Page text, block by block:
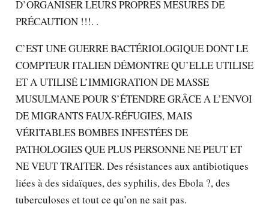
D’ORGANISER LEURS PROPRES MESURES DE
PRÉCAUTION !!!. .
C’EST UNE GUERRE BACTÉRIOLOGIQUE DONT LE
COMPTEUR ITALIEN DÉMONTRE QU’ELLE UTILISE
ET A UTILISÉ L’IMMIGRATION DE MASSE
MUSULMANE POUR S’ÉTENDRE GRÂCE A L’ENVOI
DE MIGRANTS FAUX-RÉFUGIES, MAIS
VÉRITABLES BOMBES INFESTÉES DE
PATHOLOGIES QUE PLUS PERSONNE NE PEUT ET
NE VEUT TRAITER. Des résistances aux antibiotiques
liées à des sidaïques, des syphilis, des Ebola ?, des
tuberculoses et tout ce qu’on ne sait pas.